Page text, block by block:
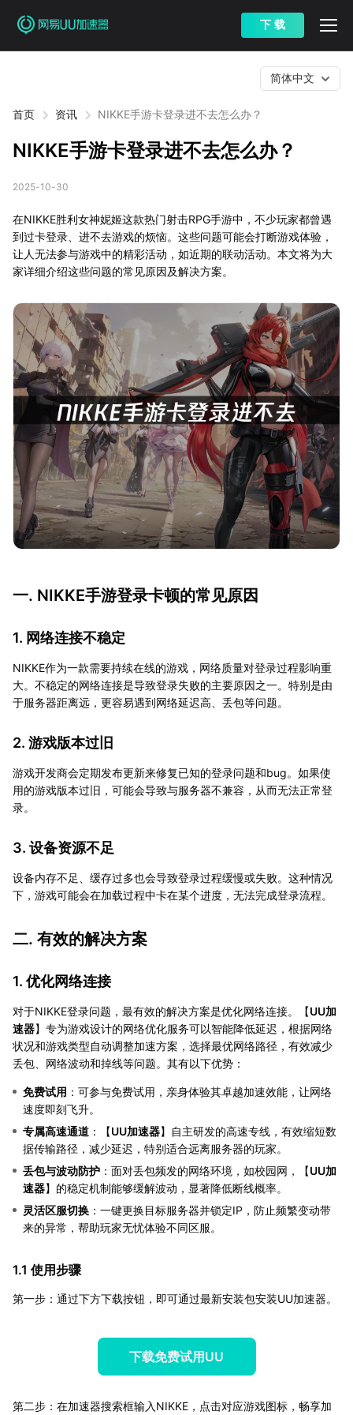
下 载
首页 资讯 NIKKE手游卡登录进不去怎么办？
简体中文
NIKKE手游卡登录进不去怎么办？
2025-10-30
在NIKKE胜利女神妮姬这款热门射击RPG手游中，不少玩家都曾遇
到过卡登录、进不去游戏的烦恼。这些问题可能会打断游戏体验，
让人无法参与游戏中的精彩活动，如近期的联动活动。本文将为大
家详细介绍这些问题的常见原因及解决方案。
一. NIKKE手游登录卡顿的常见原因
1. 网络连接不稳定
NIKKE作为一款需要持续在线的游戏，网络质量对登录过程影响重
大。不稳定的网络连接是导致登录失败的主要原因之一。特别是由
于服务器距离远，更容易遇到网络延迟高、丢包等问题。
2. 游戏版本过旧
游戏开发商会定期发布更新来修复已知的登录问题和bug。如果使
用的游戏版本过旧，可能会导致与服务器不兼容，从而无法正常登
录。
3. 设备资源不足
设备内存不足、缓存过多也会导致登录过程缓慢或失败。这种情况
下，游戏可能会在加载过程中卡在某个进度，无法完成登录流程。
二. 有效的解决方案
1. 优化网络连接
对于NIKKE登录问题，最有效的解决方案是优化网络连接。【UU加
速器】专为游戏设计的网络优化服务可以智能降低延迟，根据网络
状况和游戏类型自动调整加速方案，选择最优网络路径，有效减少
丢包、网络波动和掉线等问题。其有以下优势：
免费试用 ：可参与免费试用，亲身体验其卓越加速效能，让网络
速度即刻飞升。
专属高速通道 ：【UU加速器】自主研发的高速专线，有效缩短数
据传输路径，减少延迟，特别适合远离服务器的玩家。
丢包与波动防护 ：面对丢包频发的网络环境，如校园网，【UU加
速器】的稳定机制能够缓解波动，显著降低断线概率。
灵活区服切换 ：一键更换目标服务器并锁定IP，防止频繁变动带
来的异常，帮助玩家无忧体验不同区服。
1.1 使用步骤
第一步：通过下方下载按钮，即可通过最新安装包安装UU加速器。
下载免费试用UU
第二步：在加速器搜索框输入NIKKE，点击对应游戏图标，畅享加